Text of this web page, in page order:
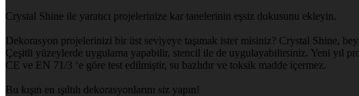
Crystal Shine ile yaratıcı projelerinize kar tanelerinin eşsiz dokusunu ekleyin.
Dekorasyon projelerinizi bir üst seviyeye taşımak ister misiniz? Crystal Shine,
Çeşitli yüzeylerde uygulama yapabilir, stencil ile de uygulayabilirsiniz. Yeni yıl
CE ve EN 71/3 ‘e göre test edilmiştir, su bazlıdır ve toksik madde içermez.
Bu kışın en ışıltılı dekorasyonlarını siz yapın!